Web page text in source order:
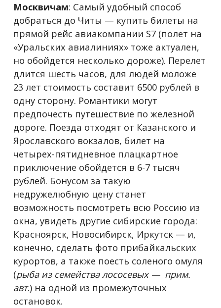
Москвичам: Самый удобный способ
добраться до Читы — купить билеты на
прямой рейс авиакомпании S7 (полет на
«Уральских авиалиниях» тоже актуален,
но обойдется несколько дороже). Перелет
длится шесть часов, для людей моложе
23 лет стоимость составит 6500 рублей в
одну сторону. Романтики могут
предпочесть путешествие по железной
дороге. Поезда отходят от Казанского и
Ярославского вокзалов, билет на
четырех-пятидневное плацкартное
приключение обойдется в 6-7 тысяч
рублей. Бонусом за такую
недружелюбную цену станет
возможность посмотреть всю Россию из
окна, увидеть другие сибирские города:
Красноярск, Новосибирск, Иркутск — и,
конечно, сделать фото прибайкальских
курортов, а также поесть соленого омуля
(рыба из семейства лососевых — прим.
авт.) на одной из промежуточных
остановок.